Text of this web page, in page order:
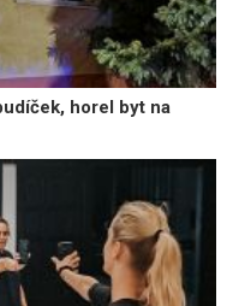
horel byt na